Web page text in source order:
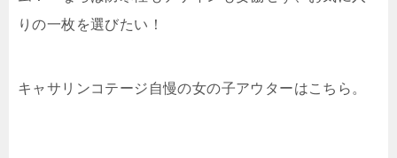
りの一枚を選びたい！
キャサリンコテージ自慢の女の子アウターはこちら。